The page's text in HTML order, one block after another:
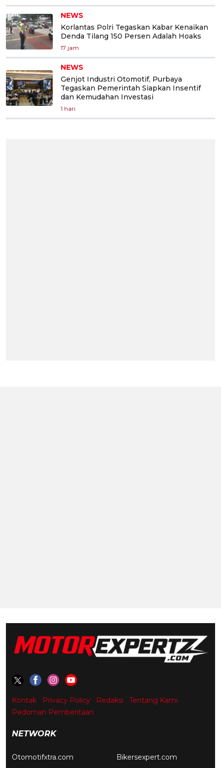
NEWS
Korlantas Polri Tegaskan Kabar Kenaikan
Denda Tilang 150 Persen Adalah Hoaks
17 jam
NEWS
Genjot Industri Otomotif, Purbaya
Tegaskan Pemerintah Siapkan Insentif
dan Kemudahan Investasi
1 hari
Kontak Privacy Policy Redaksi
Tentang Kami
Pedoman Pemberitaan
NETWORK
Otomotifxtra.com Bikersexpert.com